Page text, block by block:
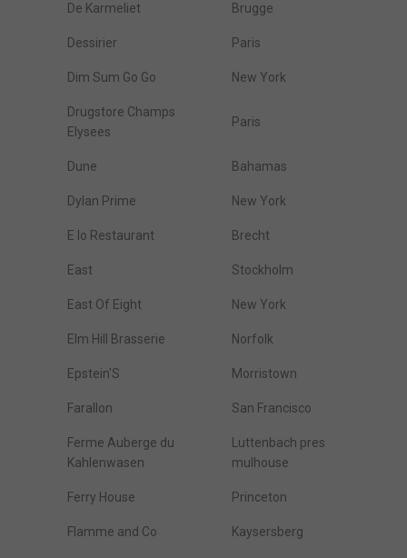
De Karmeliet Brugge
Dessirier Paris
Dim Sum Go Go New York
Drugstore Champs
Elysees
Paris
Dune Bahamas
Dylan Prime New York
E Io Restaurant Brecht
East Stockholm
East Of Eight New York
Elm Hill Brasserie Norfolk
Epstein'S Morristown
Farallon San Francisco
Ferme Auberge du
Kahlenwasen
Luttenbach pres
mulhouse
Ferry House Princeton
Flamme and Co Kaysersberg